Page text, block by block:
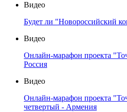
Видео
Будет ли "Новороссийский
Видео
Онлайн-марафон проекта
Россия
Видео
Онлайн-марафон проекта
четвертый - Армения